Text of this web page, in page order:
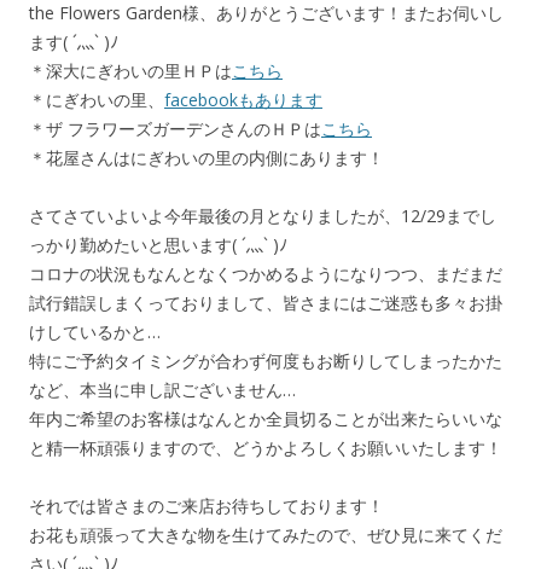
the Flowers Garden様、ありがとうございます！またお伺いし
ます( ´灬` )ﾉ
＊深大にぎわいの里ＨＰはこちら
＊にぎわいの里、 facebookもあります
＊ザ フラワーズガーデンさんのＨＰはこちら
＊花屋さんはにぎわいの里の内側にあります！
さてさていよいよ今年最後の月となりましたが、12/29までし
っかり勤めたいと思います( ´灬` )ﾉ
コロナの状況もなんとなくつかめるようになりつつ、まだまだ
試行錯誤しまくっておりまして、皆さまにはご迷惑も多々お掛
けしているかと…
特にご予約タイミングが合わず何度もお断りしてしまったかた
など、本当に申し訳ございません…
年内ご希望のお客様はなんとか全員切ることが出来たらいいな
と精一杯頑張りますので、どうかよろしくお願いいたします！
それでは皆さまのご来店お待ちしております！
お花も頑張って大きな物を生けてみたので、ぜひ見に来てくだ
さい( ´灬` )ﾉ